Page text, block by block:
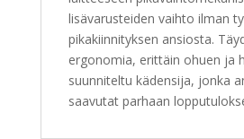
lisävarusteiden vaihto ilman
pikakiinnityksen ansiosta.
ergonomia, erittäin ohuen ja
suunniteltu kädensija, jonka
saavutat parhaan